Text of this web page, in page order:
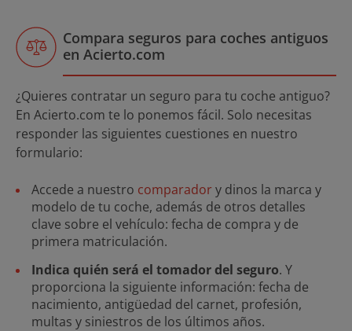
Compara seguros para coches antiguos
en Acierto.com
¿Quieres contratar un seguro para tu coche antiguo?
En Acierto.com te lo ponemos fácil. Solo necesitas
responder las siguientes cuestiones en nuestro
formulario:
Accede a nuestro comparadory dinos la marca y
modelo de tu coche, además de otros detalles
clave sobre el vehículo: fecha de compra y de
primera matriculación.
Indica quién será el tomador del seguro. Y
proporciona la siguiente información: fecha de
nacimiento, antigüedad del carnet, profesión,
multas y siniestros de los últimos años.